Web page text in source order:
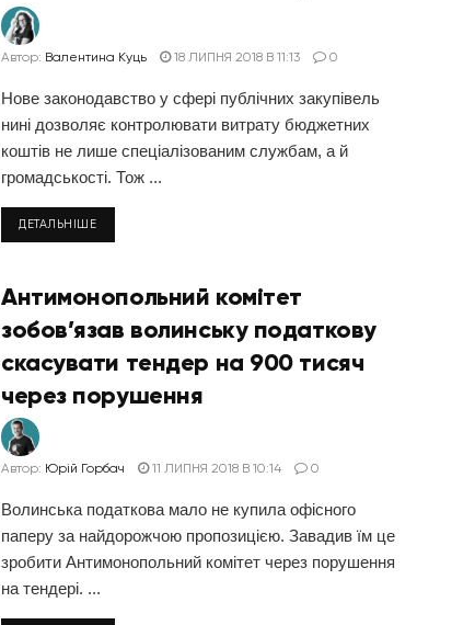
Автор: Валентина Куць 18 ЛИПНЯ 2018 В 11:13 0
Нове законодавство у сфері публічних закупівель
нині дозволяє контролювати витрату бюджетних
коштів не лише спеціалізованим службам, а й
громадськості. Тож ...
ДЕТАЛЬНІШЕ
Антимонопольний комітет
зобов’язав волинську податкову
скасувати тендер на 900 тисяч
через порушення
Автор: Юрій Горбач 11 ЛИПНЯ 2018 В 10:14 0
Волинська податкова мало не купила офісного
паперу за найдорожчою пропозицією. Завадив їм це
зробити Антимонопольний комітет через порушення
на тендері. ...